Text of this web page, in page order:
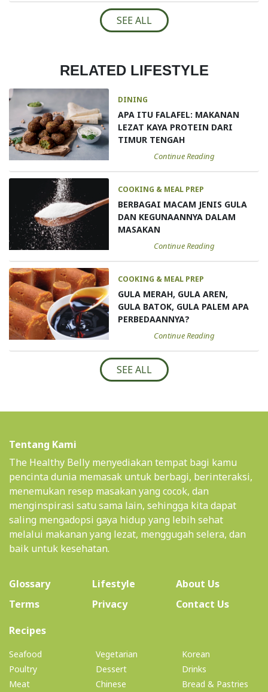
SEE ALL
RELATED LIFESTYLE
DINING
APA ITU FALAFEL: MAKANAN
LEZAT KAYA PROTEIN DARI
TIMUR TENGAH
Continue Reading
COOKING & MEAL PREP
BERBAGAI MACAM JENIS GULA
DAN KEGUNAANNYA DALAM
MASAKAN
Continue Reading
COOKING & MEAL PREP
GULA MERAH, GULA AREN,
GULA BATOK, GULA PALEM APA
PERBEDAANNYA?
Continue Reading
SEE ALL
Tentang Kami
The Healthy Belly menyediakan tempat bagi kamu
pencinta dunia memasak untuk berbagi, berinteraksi,
menemukan resep masakan yang cocok, dan
menginspirasi satu sama lain, sehingga kita dapat
saling mengadopsi gaya hidup yang lebih sehat
melalui makanan yang lezat, menggugah selera, dan
baik untuk kesehatan.
Glossary Lifestyle About Us(current)
Terms
Privacy
Contact Us
Recipes(current)
Seafood
Poultry
Meat
Vegetarian
Dessert
Chinese
Korean
Drinks
Bread & Pastries